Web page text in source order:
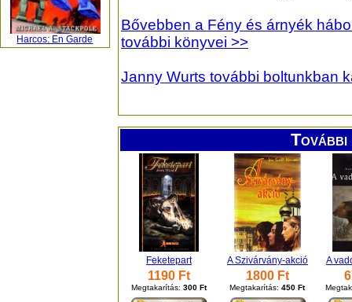
Harcos: En Garde
Bővebben a Fény és árnyék
további könyvei >>
Janny Wurts további boltunkban
Feketepart A Szivárvány-akció A
1190 Ft
Megtakarítás: 300 Ft
1800 Ft
Megtakarítás:450 Ft